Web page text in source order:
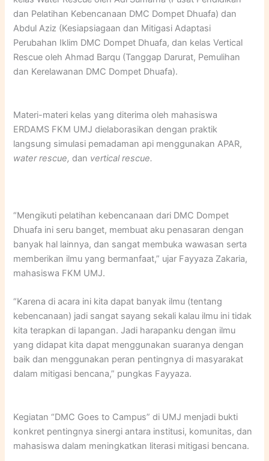
dan Pelatihan Kebencanaan DMC Dompet Dhuafa) dan
Abdul Aziz (Kesiapsiagaan dan Mitigasi Adaptasi
Perubahan Iklim DMC Dompet Dhuafa, dan kelas Vertical
Rescue oleh Ahmad Barqu (Tanggap Darurat, Pemulihan
dan Kerelawanan DMC Dompet Dhuafa).
Materi-materi kelas yang diterima oleh mahasiswa
ERDAMS FKM UMJ dielaborasikan dengan praktik
langsung simulasi pemadaman api menggunakan APAR,
water rescue,dan vertical rescue.
“Mengikuti pelatihan kebencanaan dari DMC Dompet
Dhuafa ini seru banget, membuat aku penasaran dengan
banyak hal lainnya, dan sangat membuka wawasan serta
memberikan ilmu yang bermanfaat,” ujar Fayyaza Zakaria,
mahasiswa FKM UMJ.
“Karena di acara ini kita dapat banyak ilmu (tentang
kebencanaan) jadi sangat sayang sekali kalau ilmu ini tidak
kita terapkan di lapangan. Jadi harapanku dengan ilmu
yang didapat kita dapat menggunakan suaranya dengan
baik dan menggunakan peran pentingnya di masyarakat
dalam mitigasi bencana,” pungkas Fayyaza.
Kegiatan “DMC Goes to Campus” di UMJ menjadi bukti
konkret pentingnya sinergi antara institusi, komunitas, dan
mahasiswa dalam meningkatkan literasi mitigasi bencana.